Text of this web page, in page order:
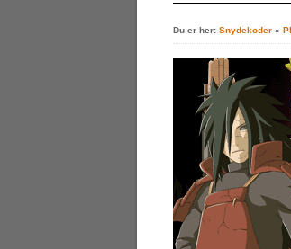
Du er her: Snydekoder »